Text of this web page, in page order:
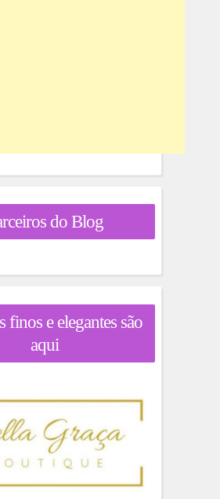
do Blog
finos e elegantes são
aqui